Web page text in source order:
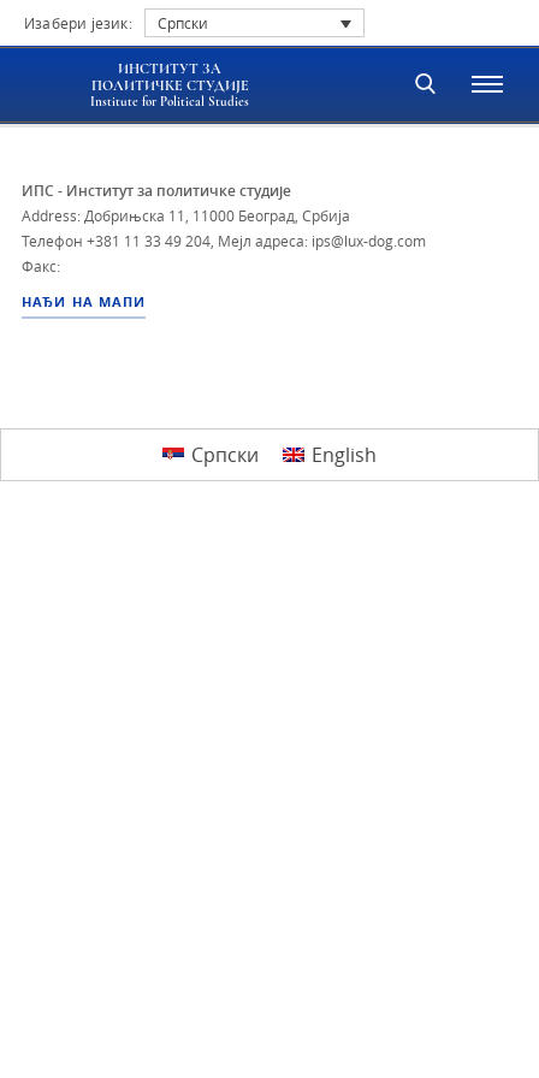
Изабери језик: Српски
ИНСТИТУТ ЗА
ПОЛИТИЧКЕ СТУДИЈЕ
Institute for Political Studies
ИПС - Институт за политичке студије
Address: Добрињска 11, 11000 Београд, Србија
Телефон +381 11 33 49 204 Мејл адреса: ips@lux-dog.com
Факс:
НАЂИ НА МАПИ
Српски English